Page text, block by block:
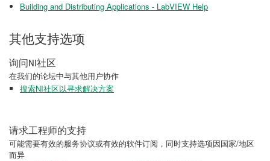
Building and Distributing Applications - LabVIEW Help
其他支持选项
询问NI社区
在我们的论坛中与其他用户协作
搜索NI社区以寻求解决方案
请求工程师的支持
可能需要有效的服务协议或有效的软件订阅，同时支持选项因国家/地区
而异